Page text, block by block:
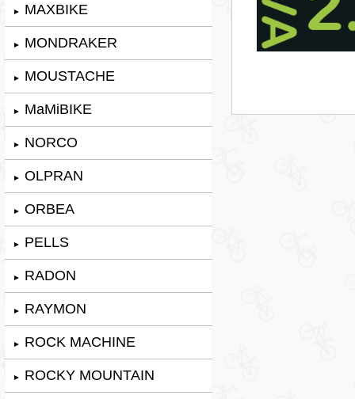
► MAXBIKE
► MONDRAKER
► MOUSTACHE
► MaMiBIKE
► NORCO
► OLPRAN
► ORBEA
► PELLS
► RADON
► RAYMON
► ROCK MACHINE
► ROCKY MOUNTAIN